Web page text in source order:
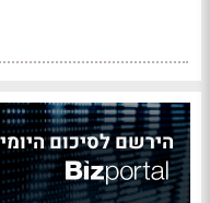
הירשם לסיכום